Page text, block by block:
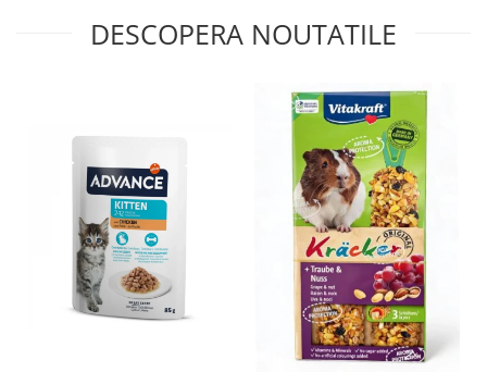
DESCOPERA NOUTATILE